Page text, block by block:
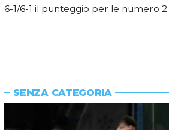
6-1/6-1 il punteggio per le numero
SENZA CATEGORIA